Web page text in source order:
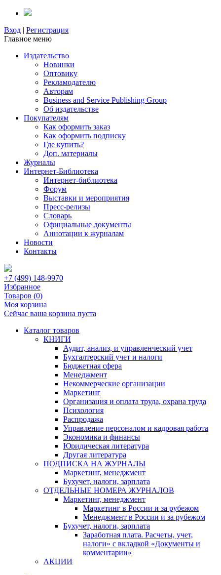
Вход | Регистрация
Главное меню
Издательство
Новинки
Оптовику
Рекламодателю
Авторам
Business and Service Publishing Group
Об издательстве
Покупателям
Как оформить заказ
Как оформить подписку
Где купить?
Доп. материалы
Журналы
Интернет-Библиотека
Интернет-библиотека
Форум
Выставки и мероприятия
Пресс-релизы
Словарь
Официальные документы
Аннотации к журналам
Новости
Контакты
+7 (499) 148-9970
Избранное
Товаров (0)
Моя корзина
Сейчас ваша корзина пуста
Каталог товаров
КНИГИ
Аудит, анализ, и управленческий учет
Бухгалтерский учет и налоги
Бюджетная сфера
Менеджмент
Некоммерческие организации
Маркетинг
Организация и оплата труда, охрана труда
Психология
Распродажа
Управление персоналом и кадровая работа
Экономика и финансы
Юридическая литература
Другая литература
ПОДПИСКА НА ЖУРНАЛЫ
Маркетинг, менеджмент
Бухучет, налоги, зарплата
ОТДЕЛЬНЫЕ НОМЕРА ЖУРНАЛОВ
Маркетинг, менеджмент
Маркетинг в России и за рубежом
Менеджмент в России и за рубежом
Бухучет, налоги, зарплата
Заработная плата. Расчеты, учет,
налоги» с вкладкой «Документы и
комментарии»
АКЦИИ